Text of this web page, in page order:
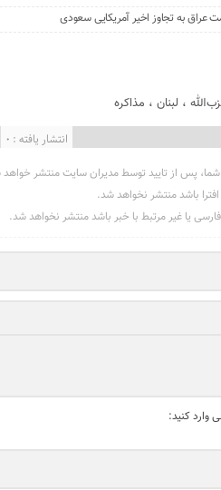
عراق به تجاوز اخیر آمریکایی سعودی
، لبنان ، مذاکره
انتشار یافته : 0
پس از تایید توسط مدیران سایت منتشر
باشد منتشر نخواهد شد.
یا غیر مرتبط با خبر باشد منتشر نخواهد شد.
وارد کنید: